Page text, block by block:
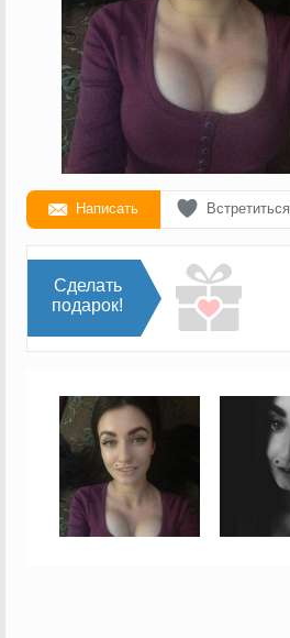
Написать Встретиться
Сделать
подарок!